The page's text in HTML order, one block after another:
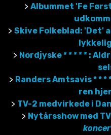
> Albummet 'Fe
> Skive Folkeblad: 'Det'
> Nordjyske * * * * * :
> Randers Amtsavis * * *
ren
> TV-2 medvirkede i
> Nytårsshow med